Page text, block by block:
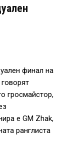
финал на
гросмайстор,
е GM Zhak,
ранглиста